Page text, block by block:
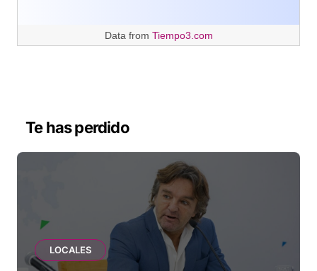
Data from Tiempo3.com
Te has perdido
LOCALES